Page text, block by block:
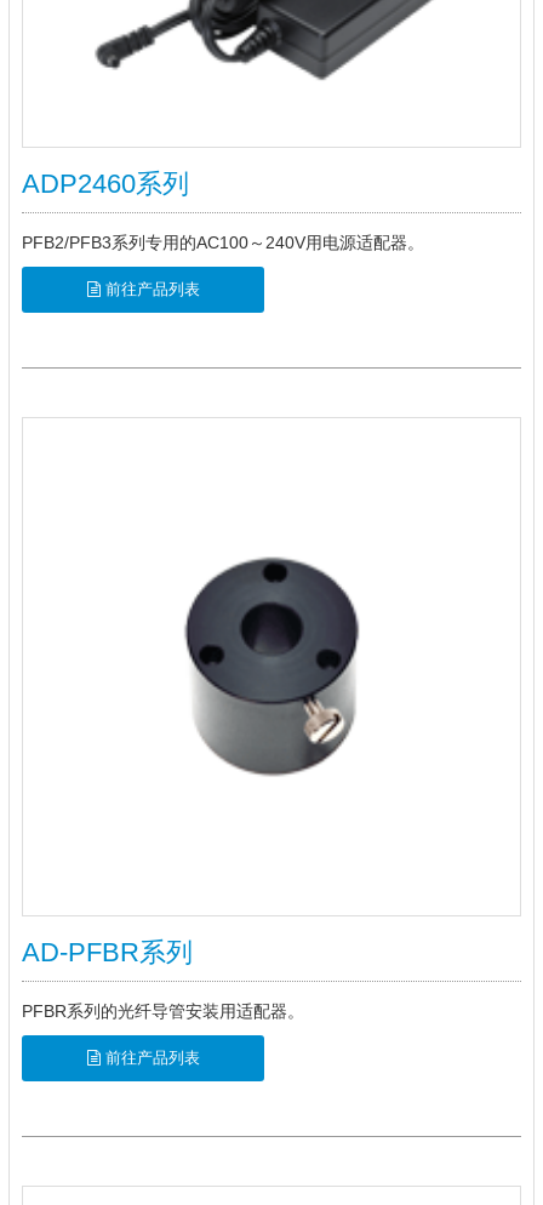
ADP2460系列
PFB2/PFB3系列专用的AC100～240V用电源适配器。
前往产品列表
AD-PFBR系列
PFBR系列的光纤导管安装用适配器。
前往产品列表